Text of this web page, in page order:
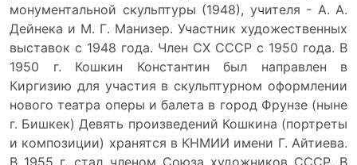
монументальной скульптуры (1948), учителя - А. А.
Дейнека и М. Г. Манизер. Участник художественных
выставок с 1948 года. Член СХ СССР с 1950 года. В
1950 г. Кошкин Константин был направлен в
Киргизию для участия в скульптурном оформлении
нового театра оперы и балета в город Фрунзе (ныне
г. Бишкек) Девять произведений Кошкина (портреты
и композиции) хранятся в КНМИИ имени Г. Айтиева.
В 1955 г. стал членом Союза художников СССР. В